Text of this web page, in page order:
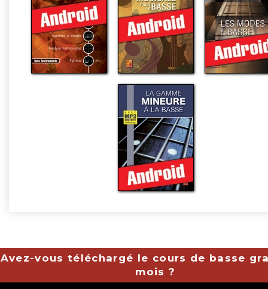
Avez-vous téléchargé le cours de basse
mois ?